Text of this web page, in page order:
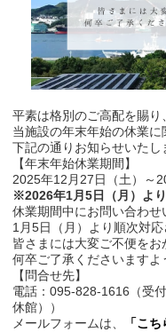
平素は格別のご高配を賜り
当施設の年末年始の休業に
下記の通りお知らせいたし
【年末年始休業期間】
2025年12月27日（土）～
※2026年1月5日（月）よ
休業期間中にお問い合わせ
1月5日（月）より順次対応
皆さまには大変ご不便をお
何卒ご了承くださいますよ
【問合せ先】
電話：095-828-1616（受
休館））
メールフォームは、
「こ